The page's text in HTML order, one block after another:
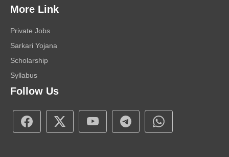
More Link
Private Jobs
Sarkari Yojana
Scholarship
Syllabus
Follow Us